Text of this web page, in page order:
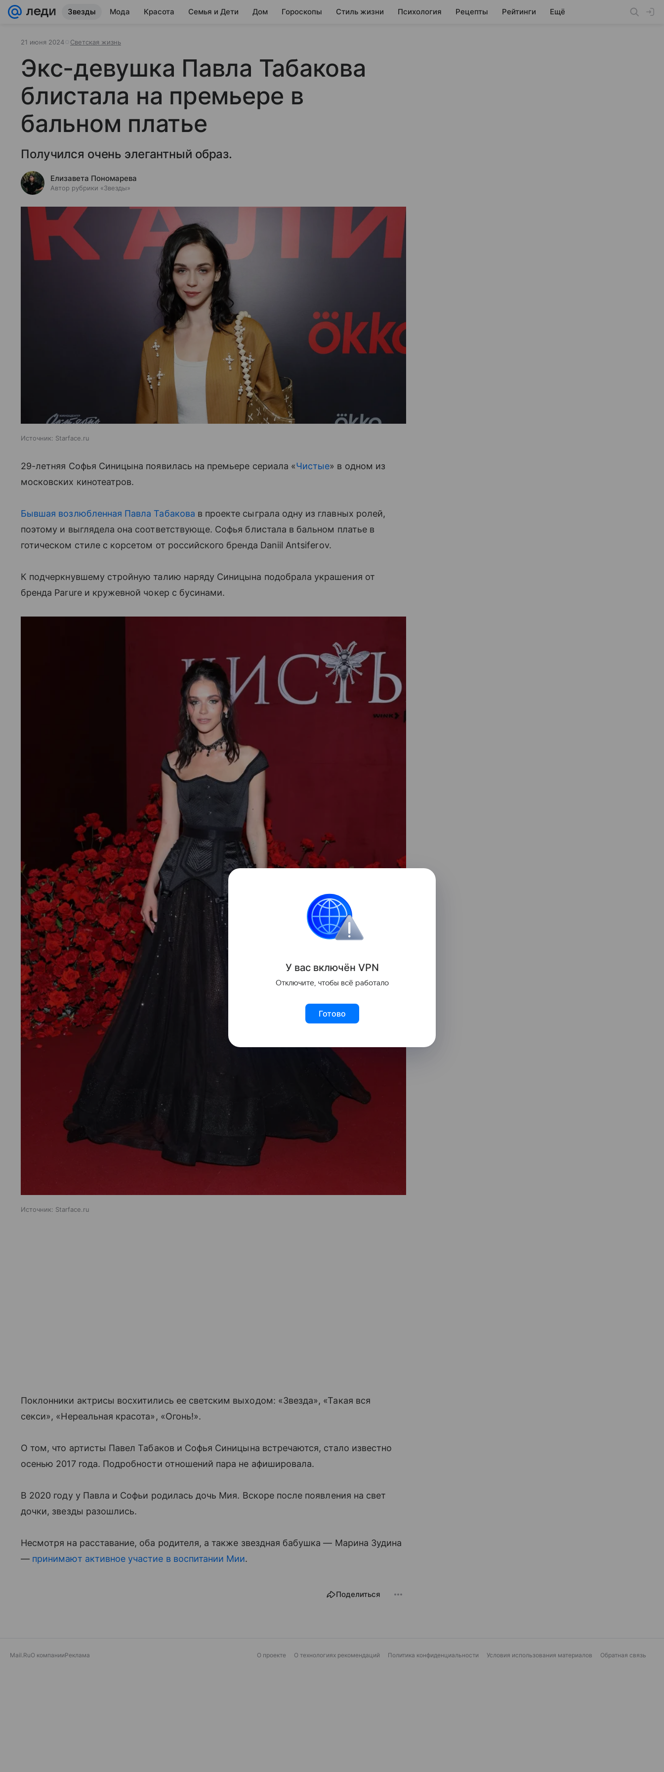
Звезды Мода Красота Семья и Дети Дом Гороскопы Стиль жизни Психология Рецепты Рейтинги Ещё
21 июня 2024 Светская жизнь
Экс-девушка Павла Табакова
блистала на премьере в
бальном платье
Получился очень элегантный образ.
Елизавета Пономарева
Автор рубрики «Звезды»
Источник: Starface.ru
29-летняя Софья Синицына появилась на премьере сериала «Чистые» в одном из
московских кинотеатров.
Бывшая возлюбленная Павла Табакова в проекте сыграла одну из главных ролей,
поэтому и выглядела она соответствующе. Софья блистала в бальном платье в
готическом стиле с корсетом от российского бренда Daniil Antsiferov.
К подчеркнувшему стройную талию наряду Синицына подобрала украшения от
бренда Parure и кружевной чокер с бусинами.
Источник: Starface.ru
Поклонники актрисы восхитились ее светским выходом: «Звезда», «Такая вся
секси», «Нереальная красота», «Огонь!».
О том, что артисты Павел Табаков и Софья Синицына встречаются, стало известно
осенью 2017 года. Подробности отношений пара не афишировала.
В 2020 году у Павла и Софьи родилась дочь Мия. Вскоре после появления на свет
дочки, звезды разошлись.
Несмотря на расставание, оба родителя, а также звездная бабушка — Марина Зудина
— принимают активное участие в воспитании Мии.
Поделиться
Mail.RuО компанииРеклама О проекте О технологиях рекомендаций Политика конфиденциальности Условия использования материалов Обратная связь
У вас включён VPN
Отключите, чтобы всё работало
Готово